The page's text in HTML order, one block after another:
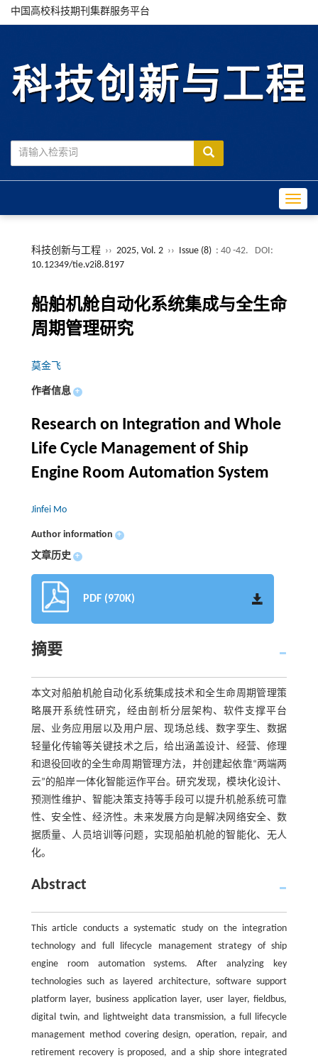
中国高校科技期刊集群服务平台
科技创新与工程 ›› 2025, Vol. 2 ›› Issue (8) : 40 -42.
DOI:
10.12349/tie.v2i8.8197
船舶机舱自动化系统集成与全生命
周期管理研究
莫金飞
作者信息 +
Research on Integration and Whole
Life Cycle Management of Ship
Engine Room Automation System
Jinfei Mo
Author information +
文章历史 +
PDF (970K)
摘要
本文对船舶机舱自动化系统集成技术和全生命周期管理策
略展开系统性研究，经由剖析分层架构、软件支撑平台
层、业务应用层以及用户层、现场总线、数字孪生、数据
轻量化传输等关键技术之后，给出涵盖设计、经营、修理
和退役回收的全生命周期管理方法，并创建起依靠“两端两
云”的船岸一体化智能运作平台。研究发现，模块化设计、
预测性维护、智能决策支持等手段可以提升机舱系统可靠
性、安全性、经济性。未来发展方向是解决网络安全、数
据质量、人员培训等问题，实现船舶机舱的智能化、无人
化。
Abstract
This article conducts a systematic study on the integration
technology and full lifecycle management strategy of ship
engine room automation systems. After analyzing key
technologies such as layered architecture, software support
platform layer, business application layer, user layer, fieldbus,
digital twin, and lightweight data transmission, a full lifecycle
management method covering design, operation, repair, and
retirement recovery is proposed, and a ship shore integrated